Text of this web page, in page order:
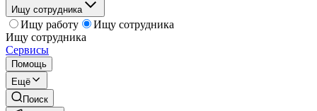
Ищу сотрудника
Ищу работу
Ищу сотрудника
Ищу сотрудника
Сервисы
Помощь
Ещё
Поиск